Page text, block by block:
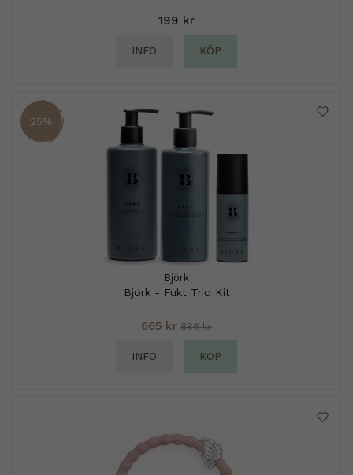
199 kr
INFO KÖP
25%
Björk
Björk - Fukt Trio Kit
665 kr 886 kr
INFO KÖP